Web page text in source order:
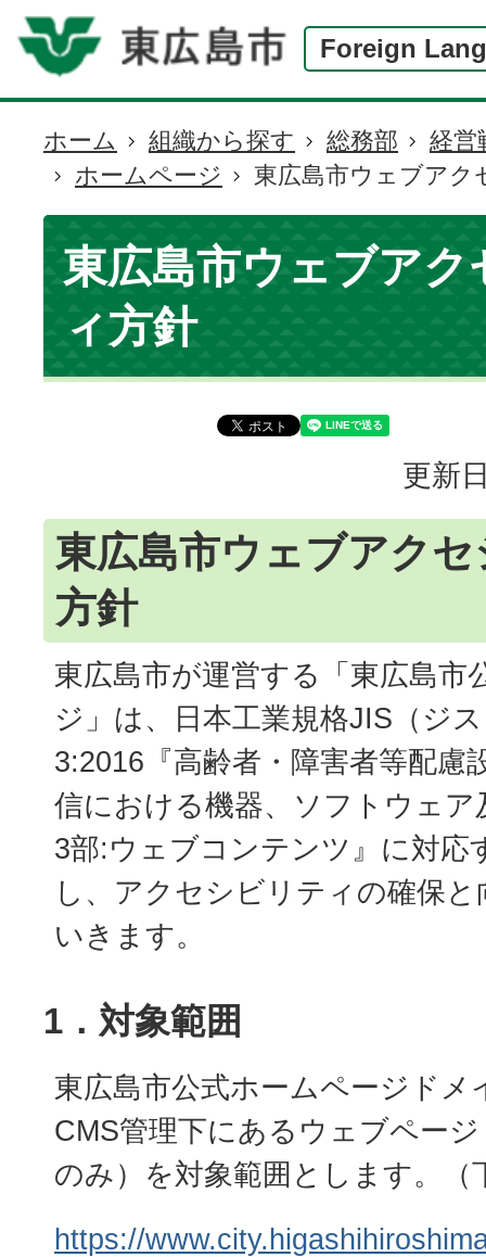
Foreign
現
在
の
位
置
ホーム 組織から探す 総務部
経営
ホームページ
東広島市ウェブアク
東広島市ウェブアク
ィ方針
更新
東広島市ウェブアク
方針
東広島市が運営する「東広島市
ジ」は、日本工業規格JIS（ジ
3:2016『高齢者・障害者等配慮
信における機器、ソフトウェ
3部:ウェブコンテンツ』に対応
し、アクセシビリティの確保
いきます。
1．対象範囲
東広島市公式ホームページドメ
CMS管理下にあるウェブペー
のみ）を対象範囲とします。（
https://